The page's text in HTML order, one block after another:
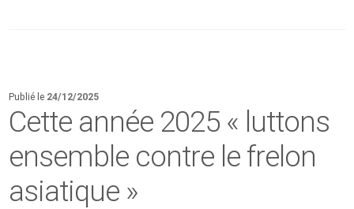
Publié le 24/12/2025
Cette année 2025 « luttons
ensemble contre le frelon
asiatique »